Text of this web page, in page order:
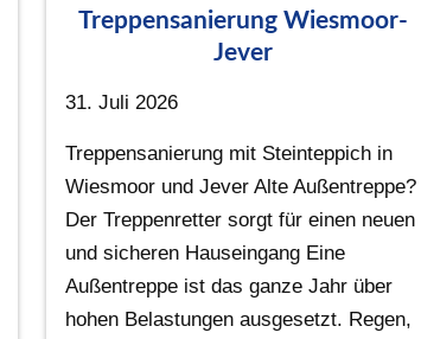
Treppensanierung Wiesmoor-
Jever
31. Juli 2026
Treppensanierung mit Steinteppich in
Wiesmoor und Jever Alte Außentreppe?
Der Treppenretter sorgt für einen neuen
und sicheren Hauseingang Eine
Außentreppe ist das ganze Jahr über
hohen Belastungen ausgesetzt. Regen,